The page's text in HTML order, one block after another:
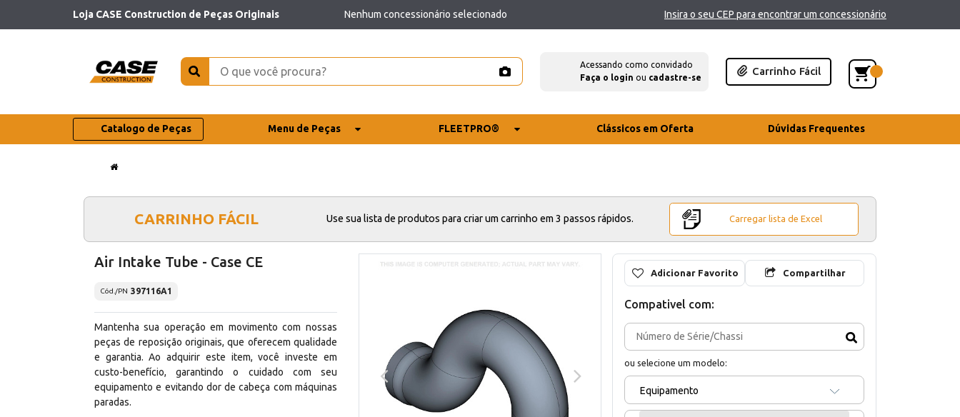
Loja CASE Construction de Peças Originais Nenhum concessionário selecionado Insira o seu CEP para encontrar um concessionário
Acessando como convidado
Faça o login ou cadastre-se
Carrinho Fácil
Catalogo de Peças Menu de Peças FLEETPRO® Clássicos em Oferta Dúvidas Frequentes
CARRINHO FÁCIL Use sua lista de produtos para criar um carrinho em 3 passos rápidos. Carregar lista de Excel
Air Intake Tube - Case CE
Cód./PN 397116A1
Mantenha sua operação em movimento com nossas
peças de reposição originais, que oferecem qualidade
e garantia. Ao adquirir este item, você investe em
custo-benefício, garantindo o cuidado com seu
equipamento e evitando dor de cabeça com máquinas
paradas.
Adicionar Favorito Compartilhar
Compativel com:
ou selecione um modelo:
Equipamento